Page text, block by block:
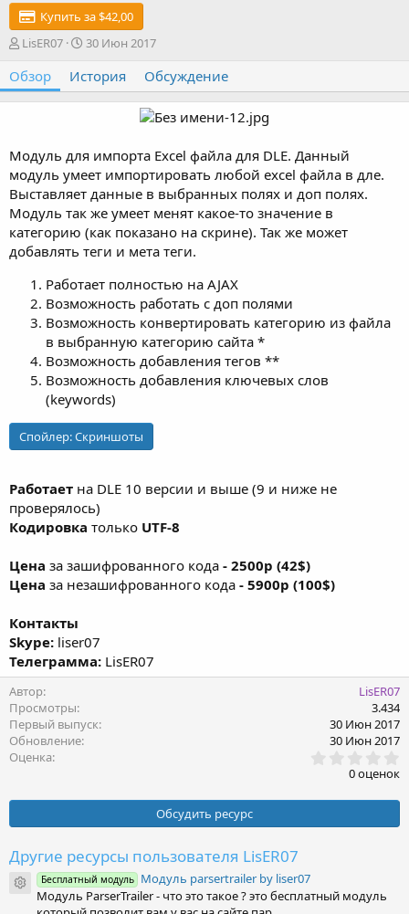
Купить за $42,00
А
т
о
р
LisER07
Д
т
а
с
д
а
н
и
я
30 Июн 2017
Обзор История Обсуждение
Модуль для импорта Excel файла для DLE. Данный
модуль умеет импортировать любой excel файла в дле.
Выставляет данные в выбранных полях и доп полях.
Модуль так же умеет менят какое-то значение в
категорию (как показано на скрине). Так же может
добавлять теги и мета теги.
Работает полностью на AJAX
Возможность работать с доп полями
Возможность конвертировать категорию из файла
в выбранную категорию сайта *
Возможность добавления тегов **
Возможность добавления ключевых слов
(keywords)
Спойлер:Скриншоты
Работает на DLE 10 версии и выше (9 и ниже не
проверялось)
Кодировка только UTF-8
Цена за зашифрованного кода - 2500р (42$)
Цена за незашифрованного кода - 5900р (100$)
Контакты
Skype: liser07
Телеграмма: LisER07
Автор
LisER07
Просмотры
3.434
Первый выпуск
30 Июн 2017
Обновление
30 Июн 2017
Оценка
,
0
0
в
0 оценок
Обсудить ресурс
Другие ресурсы пользователя LisER07
Иконка ресурса
Бесплатный модуль Модуль parsertrailer by liser07
Модуль ParserTrailer - что это такое ? это бесплатный модуль